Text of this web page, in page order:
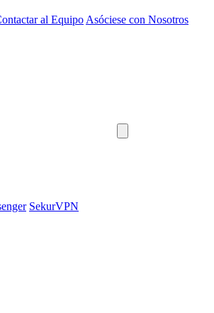
al Equipo Asóciese con Nosotros
SekurVPN